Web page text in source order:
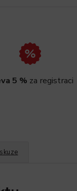
5 % za registraci